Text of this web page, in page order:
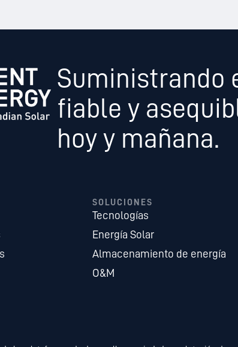
Suministrando
fiable y
hoy y mañana.
SOLUCIONES
Tecnologías
Energía Solar
Almacenamiento de energía
O&M